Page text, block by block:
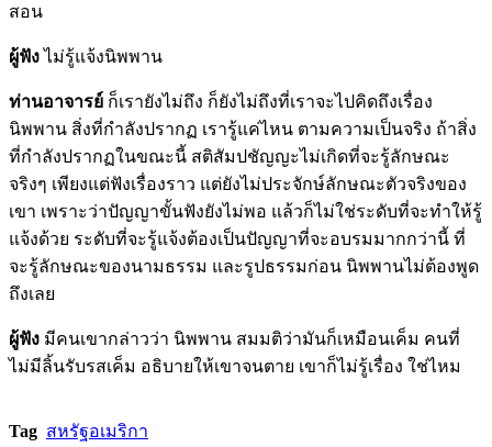
สอน
ผู้ฟังไม่รู้แจ้งนิพพาน
ท่านอาจารย์ ก็เรายังไม่ถึง ก็ยังไม่ถึงที่เราจะไปคิดถึงเรื่อง
นิพพาน สิ่งที่กำลังปรากฏ เรารู้แค่ไหน ตามความเป็นจริง ถ้าสิ่ง
ที่กำลังปรากฏในขณะนี้ สติสัมปชัญญะไม่เกิดที่จะรู้ลักษณะ
จริงๆ เพียงแต่ฟังเรื่องราว แต่ยังไม่ประจักษ์ลักษณะตัวจริงของ
เขา เพราะว่าปัญญาขั้นฟังยังไม่พอ แล้วก็ไม่ใช่ระดับที่จะทำให้รู้
แจ้งด้วย ระดับที่จะรู้แจ้งต้องเป็นปัญญาที่จะอบรมมากกว่านี้ ที่
จะรู้ลักษณะของนามธรรม และรูปธรรมก่อน นิพพานไม่ต้องพูด
ถึงเลย
ผู้ฟัง มีคนเขากล่าวว่า นิพพาน สมมติว่ามันก็เหมือนเค็ม คนที่
ไม่มีลิ้นรับรสเค็ม อธิบายให้เขาจนตาย เขาก็ไม่รู้เรื่อง ใช่ไหม
Tag สหรัฐอเมริกา